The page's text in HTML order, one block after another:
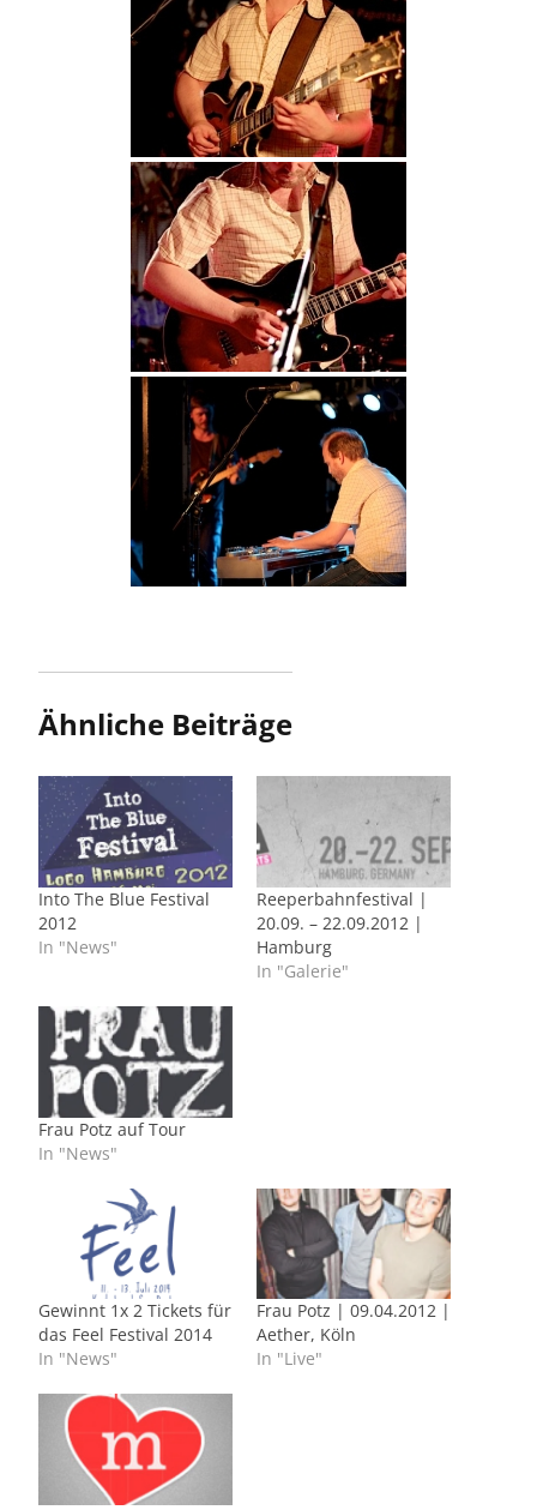
Ähnliche Beiträge
Into The Blue Festival
2012
In "News"
Reeperbahnfestival |
20.09. – 22.09.2012 |
Hamburg
In "Galerie"
Frau Potz auf Tour
In "News"
Gewinnt 1x 2 Tickets für
das Feel Festival 2014
In "News"
Frau Potz | 09.04.2012 |
Aether, Köln
In "Live"